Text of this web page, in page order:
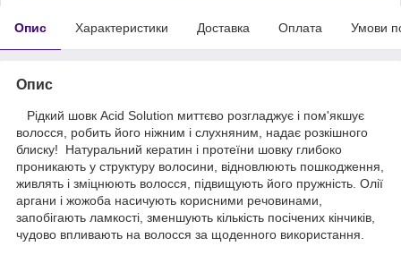
Опис Характеристики Доставка Оплата Умови
Опис
Рідкий шовк Acid Solution миттєво розгладжує і пом'якшує
волосся, робить його ніжним і слухняним, надає розкішного
блиску! Натуральний кератин і протеїни шовку глибоко
проникають у структуру волосини, відновлюють пошкодження,
живлять і зміцнюють волосся, підвищують його пружність. Олії
аргани і жожоба насичують корисними речовинами,
запобігають ламкості, зменшують кількість посічених кінчиків,
чудово впливають на волосся за щоденного використання.